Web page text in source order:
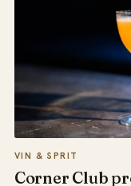
VIN & SPRIT
Corner Club